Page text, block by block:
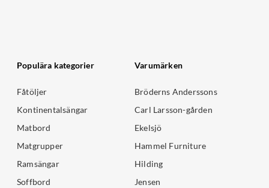
Populära kategorier
Fåtöljer
Kontinentalsängar
Matbord
Matgrupper
Ramsängar
Soffbord
Varumärken
Bröderns Anderssons
Carl Larsson-gården
Ekelsjö
Hammel Furniture
Hilding
Jensen